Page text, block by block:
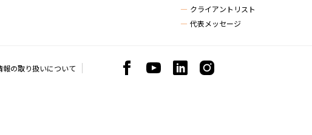
クライアントリスト
代表メッセージ
報の取り扱いについて